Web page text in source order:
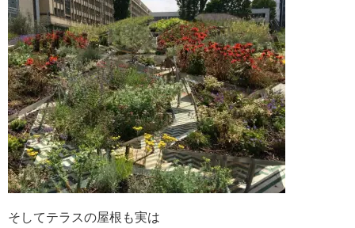
そしてテラスの屋根も実は